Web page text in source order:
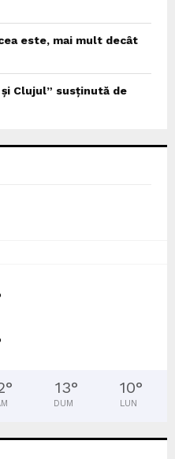
este, mai mult decât
Clujul” susținută de
° 13°
DUM
10°
LUN